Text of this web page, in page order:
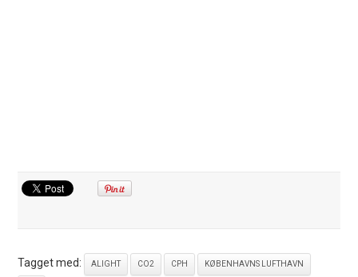
Tagget med: ALIGHT CO2 CPH KØBENHAVNS LUFTHAVN